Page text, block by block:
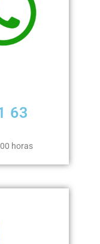
63
horas